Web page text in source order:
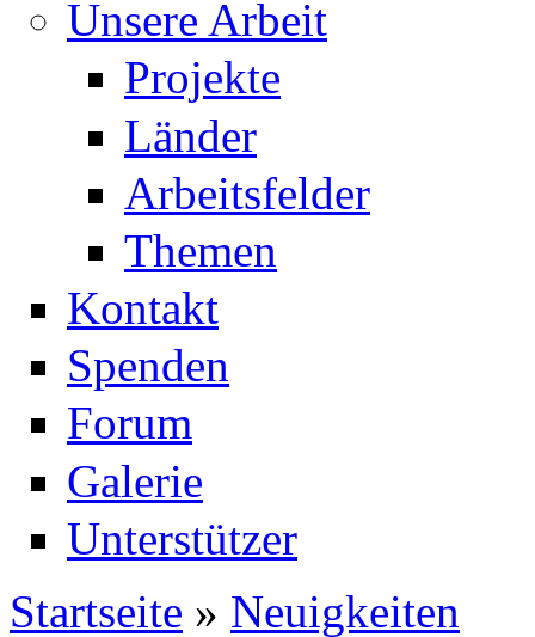
Unsere Arbeit
Projekte
Länder
Arbeitsfelder
Themen
Kontakt
Spenden
Forum
Galerie
Unterstützer
Sie sind hier
Startseite » Neuigkeiten